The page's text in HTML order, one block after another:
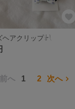
ヘアクリップ‎‪𓍯
前へ 1 2 次へ